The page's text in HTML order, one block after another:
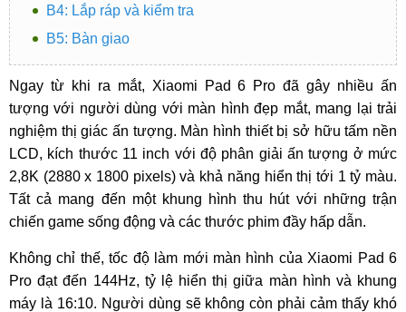
B4: Lắp ráp và kiểm tra
B5: Bàn giao
Ngay từ khi ra mắt, Xiaomi Pad 6 Pro đã gây nhiều ấn
tượng với người dùng với màn hình đẹp mắt, mang lại trải
nghiệm thị giác ấn tượng. Màn hình thiết bị sở hữu tấm nền
LCD, kích thước 11 inch với độ phân giải ấn tượng ở mức
2,8K (2880 x 1800 pixels) và khả năng hiển thị tới 1 tỷ màu.
Tất cả mang đến một khung hình thu hút với những trận
chiến game sống động và các thước phim đầy hấp dẫn.
Không chỉ thế, tốc độ làm mới màn hình của Xiaomi Pad 6
Pro đạt đến 144Hz, tỷ lệ hiển thị giữa màn hình và khung
máy là 16:10. Người dùng sẽ không còn phải cảm thấy khó